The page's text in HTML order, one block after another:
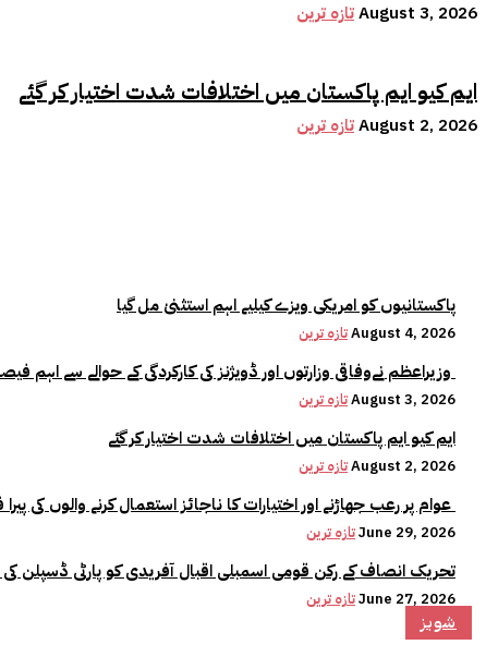
تازہ ترینAugust 3, 2026
ایم کیو ایم پاکستان میں اختلافات شدت اختیار کر گئے
تازہ ترینAugust 2, 2026
پاکستانیوں کو امریکی ویزے کیلیے اہم استثنیٰ مل گیا
تازہ ترینAugust 4, 2026
تازہ ترینAugust 3, 2026
ایم کیو ایم پاکستان میں اختلافات شدت اختیار کر گئے
تازہ ترینAugust 2, 2026
تازہ ترینJune 29, 2026
تحریک انصاف کے رکن قومی اسمبلی اقبال آفریدی کو پارٹی ڈسپلن
تازہ ترینJune 27, 2026
شوبز